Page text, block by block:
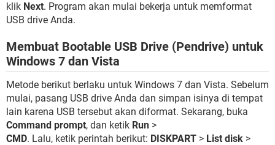
klik Next. Program akan mulai bekerja untuk memformat
USB drive Anda.
Membuat Bootable USB Drive (Pendrive) untuk
Windows 7 dan Vista
Metode berikut berlaku untuk Windows 7 dan Vista. Sebelum
mulai, pasang USB drive Anda dan simpan isinya di tempat
lain karena USB tersebut akan diformat. Sekarang, buka
Command prompt, dan ketik Run >
CMD. Lalu, ketik perintah berikut: DISKPART > List disk >